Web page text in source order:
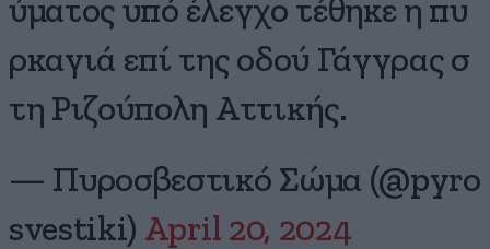
ύματος υπό έλεγχο τέθηκε η πυ
ρκαγιά επί της οδού Γάγγρας σ
τη Ριζούπολη Αττικής.
— Πυροσβεστικό Σώμα (@pyro
svestiki) April 20, 2024